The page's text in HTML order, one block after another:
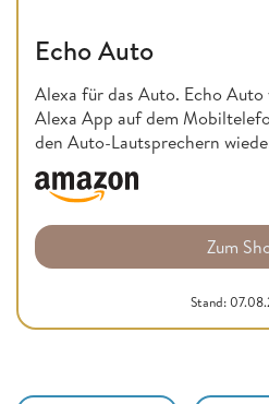
Echo Auto
Alexa für das Auto. Echo
Alexa App auf dem
den Auto-Lautsprechern
Zum
Stand: